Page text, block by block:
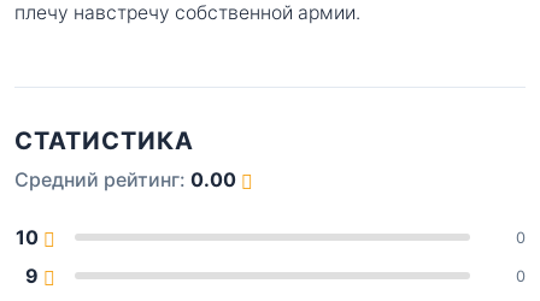
плечу навстречу собственной армии.
СТАТИСТИКА
Средний рейтинг: 0.00
10 0
9 0